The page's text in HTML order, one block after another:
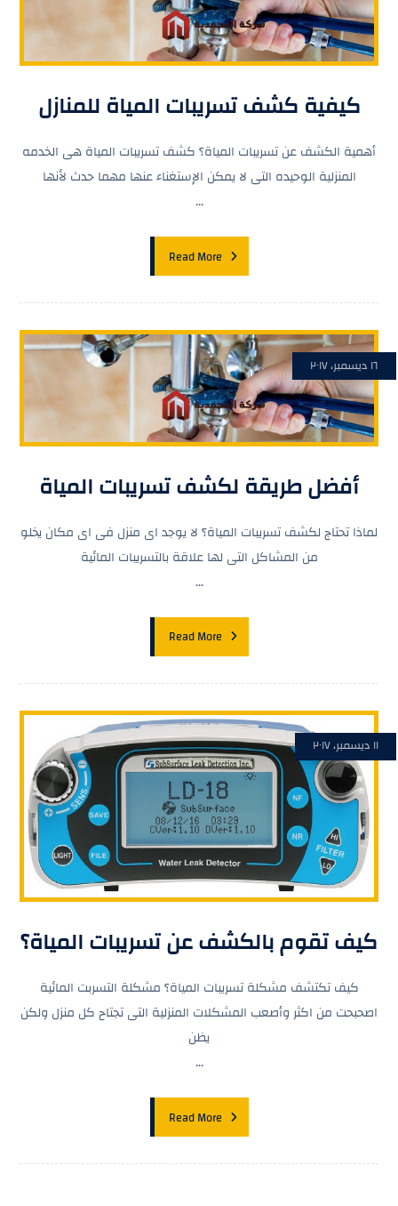
كيفية كشف تسريبات المياة للمنازل
أهمية الكشف عن تسريبات المياة؟ كشف تسريبات المياة هى الخدمه
المنزلية الوحيده التى لا يمكن الإستغناء عنها مهما حدث لأنها
...
Read More
أفضل طريقة لكشف تسريبات المياة
١٦ ديسمبر، ٢٠١٧
لماذا تحتاج لكشف تسريبات المياة؟ لا يوجد اى منزل فى اى مكان يخلو
من المشاكل التى لها علاقة بالتسريبات المائية
...
Read More
كيف تقوم بالكشف عن تسريبات المياة؟
١١ ديسمبر، ٢٠١٧
كيف تكتشف مشكلة تسريبات المياة؟ مشكلة التسربت المائية
اصحبحت من اكثر وأصعب المشكلات المنزلية التى تجتاح كل منزل ولكن
يظن
...
Read More